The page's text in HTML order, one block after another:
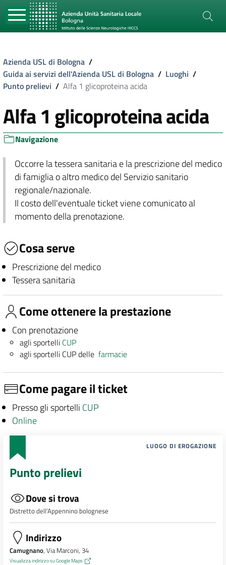
Azienda USL di Bologna /
Guida ai servizi dell'Azienda USL di Bologna / Luoghi /
Punto prelievi / Alfa 1 glicoproteina acida
Alfa 1 glicoproteina acida
Navigazione
Occorre la tessera sanitaria e la prescrizione del medico
di famiglia o altro medico del Servizio sanitario
regionale/nazionale.
Il costo dell'eventuale ticket viene comunicato al
momento della prenotazione.
Cosa serve
Prescrizione del medico
Tessera sanitaria
Come ottenere la prestazione
Con prenotazione
agli sportelli CUP
agli sportelli CUP dellefarmacie
Come pagare il ticket
Presso gli sportelli CUP
Online
LUOGO DI EROGAZIONE
Punto prelievi
Dove si trova
Distretto dell’Appennino bolognese
Indirizzo
Camugnano, Via Marconi, 34
Visualizza indirizzo su Google Maps